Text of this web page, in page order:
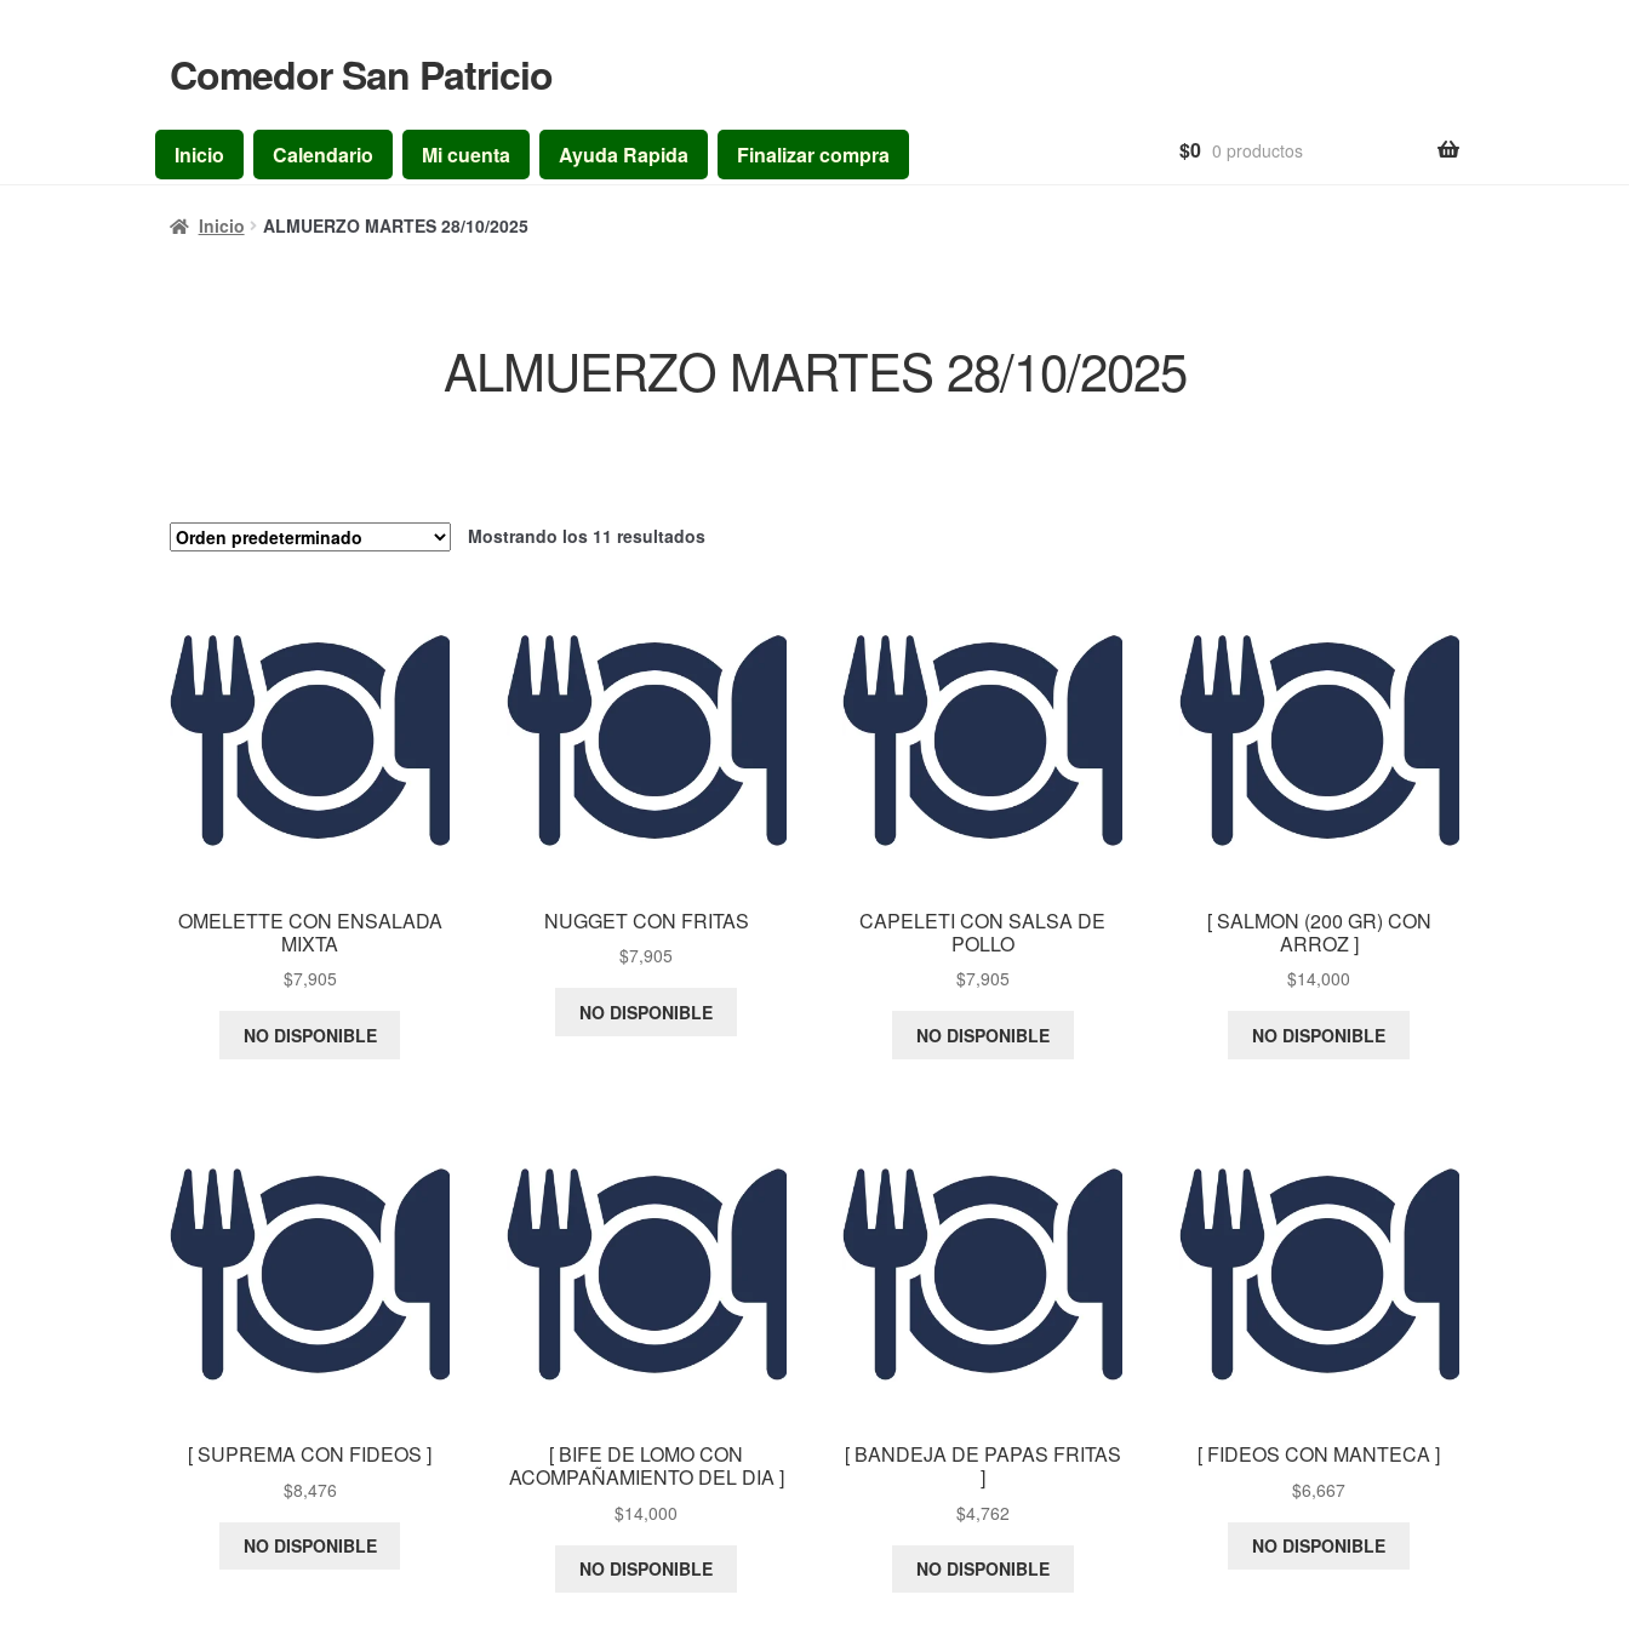
Ir
a
la
navegación
Ir
al
contenido
Comedor San Patricio
Inicio Calendario Mi cuenta Ayuda Rapida Finalizar compra $0 0 productos
Inicio ALMUERZO MARTES 28/10/2025
ALMUERZO MARTES 28/10/2025
Mostrando los 11 resultados
OMELETTE CON ENSALADA
MIXTA
$7,905
NO DISPONIBLE
NUGGET CON FRITAS
$7,905
NO DISPONIBLE
CAPELETI CON SALSA DE
POLLO
$7,905
NO DISPONIBLE
[ SALMON (200 GR) CON
ARROZ ]
$14,000
NO DISPONIBLE
[ SUPREMA CON FIDEOS ]
$8,476
NO DISPONIBLE
[ BIFE DE LOMO CON
ACOMPAÑAMIENTO DEL DIA ]
$14,000
NO DISPONIBLE
[ BANDEJA DE PAPAS FRITAS
]
$4,762
NO DISPONIBLE
[ FIDEOS CON MANTECA ]
$6,667
NO DISPONIBLE